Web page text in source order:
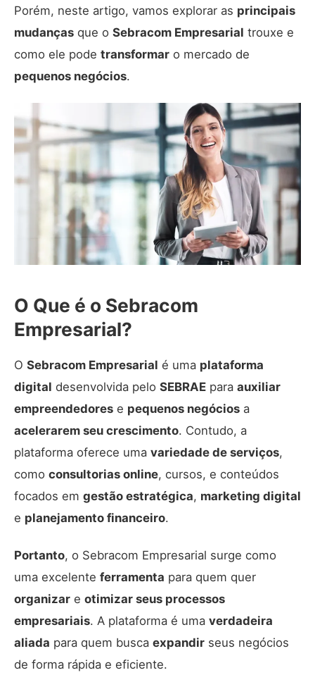
Porém, neste artigo, vamos explorar as principais
mudanças que o Sebracom Empresarial trouxe e
como ele pode transformar o mercado de
pequenos negócios.
O Que é o Sebracom
Empresarial?
O Sebracom Empresarial é uma plataforma
digital desenvolvida pelo SEBRAE para auxiliar
empreendedores e pequenos negócios a
acelerarem seu crescimento. Contudo, a
plataforma oferece uma variedade de serviços,
como consultorias online, cursos, e conteúdos
focados em gestão estratégica, marketing digital
e planejamento financeiro.
Portanto, o Sebracom Empresarial surge como
uma excelente ferramenta para quem quer
organizar e otimizar seus processos
empresariais. A plataforma é uma verdadeira
aliada para quem busca expandir seus negócios
de forma rápida e eficiente.